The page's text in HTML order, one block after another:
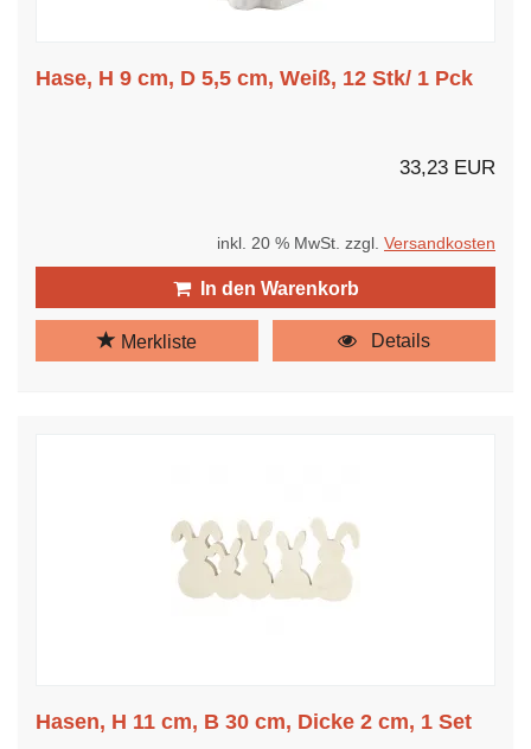
Hase, H 9 cm, D 5,5 cm, Weiß, 12 Stk/ 1 Pck
33,23 EUR
inkl. 20 % MwSt. zzgl. Versandkosten
In den Warenkorb
Merkliste Details
Hasen, H 11 cm, B 30 cm, Dicke 2 cm, 1 Set